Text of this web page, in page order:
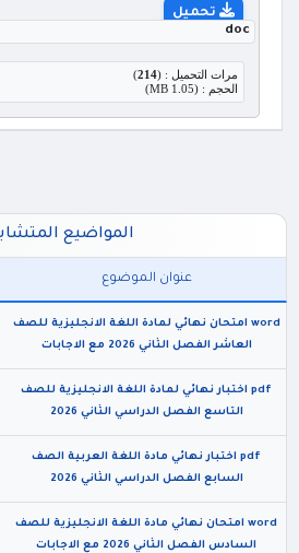
تحميل
doc
مرات التحميل : (214
)
الحجم : (1.05 MB)
المواضيع
عنوان الموضوع
word امتحان نهائي لمادة اللغة الانجليزية للصف
العاشر الفصل الثاني 2026 مع الاجابات
pdf اختبار نهائي لمادة اللغة الانجليزية للصف
التاسع الفصل الدراسي الثاني 2026
pdf اختبار نهائي مادة اللغة العربية الصف
السابع الفصل الدراسي الثاني 2026
word امتحان نهائي مادة اللغة الانجليزية للصف
السادس الفصل الثاني 2026 مع الاجابات